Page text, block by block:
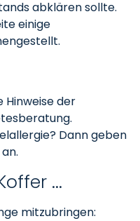
abklären sollte.
einige
Hinweise der
Dann geben
...
mitzubringen: